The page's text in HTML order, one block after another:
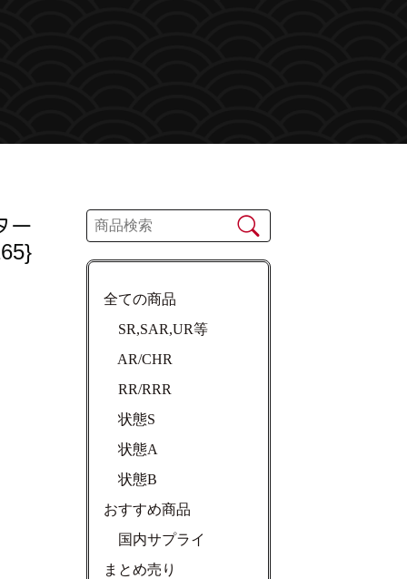
ー
全ての商品
SR,SAR,UR等
AR/CHR
RR/RRR
状態S
状態A
状態B
おすすめ商品
国内サプライ
まとめ売り